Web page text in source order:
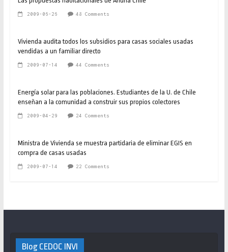
2009-06-26 48 Comments
Vivienda audita todos los subsidios para casas sociales usadas
vendidas a un familiar directo
2009-07-14 44 Comments
Energía solar para las poblaciones. Estudiantes de la U. de Chile
enseñan a la comunidad a construir sus propios colectores
2009-04-29 24 Comments
Ministra de Vivienda se muestra partidaria de eliminar EGIS en
compra de casas usadas
2009-07-14 22 Comments
Blog CEDOC INVI